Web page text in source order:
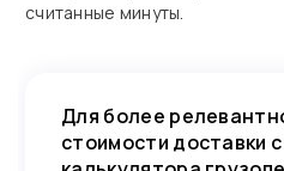
считанные минуты.
Для более
стоимости доставки